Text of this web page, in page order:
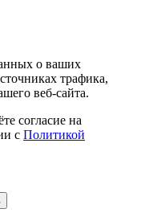
о ваших
трафика,
веб-сайта.
согласие на
с Политикой